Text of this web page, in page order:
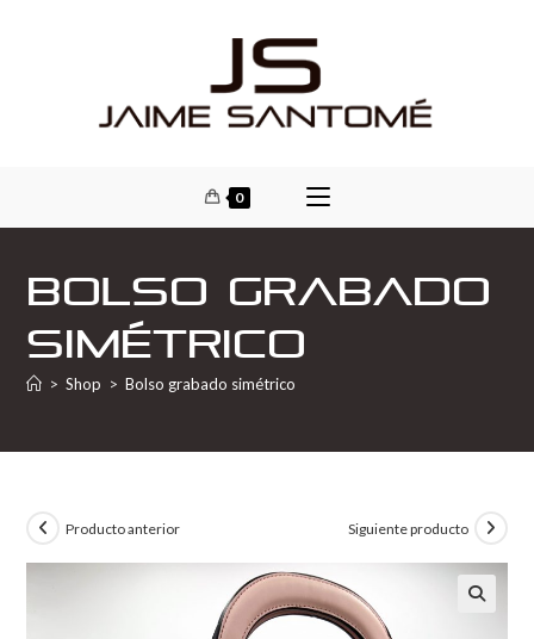
0
Bolso grabado
simétrico
> Shop > Bolso grabado simétrico
Producto anterior Siguiente producto